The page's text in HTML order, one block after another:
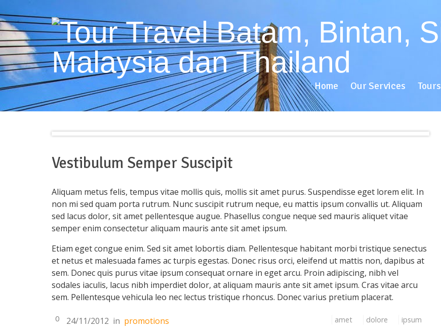
Home
Home Our Services
Our Services Tours
Tours
Vestibulum Semper Suscipit
Aliquam metus felis, tempus vitae mollis quis, mollis sit amet purus. Suspendisse eget lorem elit. In
non mi sed quam porta rutrum. Nunc suscipit rutrum neque, eu mattis ipsum convallis ut. Aliquam
sed lacus dolor, sit amet pellentesque augue. Phasellus congue neque sed mauris aliquet vitae
semper enim consectetur aliquam mauris ante sit amet ipsum.
Etiam eget congue enim. Sed sit amet lobortis diam. Pellentesque habitant morbi tristique senectus
et netus et malesuada fames ac turpis egestas. Donec risus orci, eleifend ut mattis non, dapibus at
sem. Donec quis purus vitae ipsum consequat ornare in eget arcu. Proin adipiscing, nibh vel
sodales iaculis, lacus nibh imperdiet dolor, at aliquam mauris ante sit amet ipsum. Cras vitae arcu
sem. Pellentesque vehicula leo nec lectus tristique rhoncus. Donec varius pretium placerat.
0 24/11/2012 in promotions amet dolore ipsum